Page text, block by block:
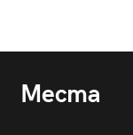
Места